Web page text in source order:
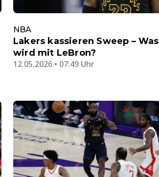
NBA
Lakers kassieren Sweep – Was
wird mit LeBron?
12.05.2026 • 07:49 Uhr